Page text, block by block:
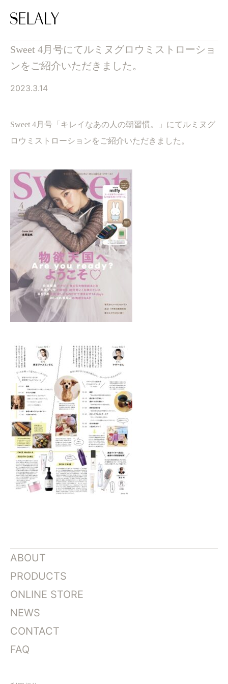
Sweet 4月号にてルミヌグロウミストローショ
ンをご紹介いただきました。
2023.3.14
Sweet 4月号「キレイなあの人の朝習慣。」にてルミヌグ
ロウミストローションをご紹介いただきました。
ABOUT
PRODUCTS
ONLINE STORE
NEWS
CONTACT
FAQ